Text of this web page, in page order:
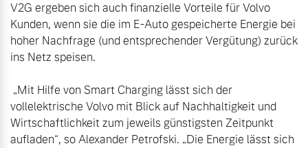
V2G ergeben sich auch finanzielle Vorteile für Volvo
Kunden, wenn sie die im E-Auto gespeicherte Energie bei
hoher Nachfrage (und entsprechender Vergütung) zurück
ins Netz speisen.
vollelektrische Volvo mit Blick auf Nachhaltigkeit und
Wirtschaftlichkeit zum jeweils günstigsten Zeitpunkt
aufladen“, so Alexander Petrofski. „Die Energie lässt sich